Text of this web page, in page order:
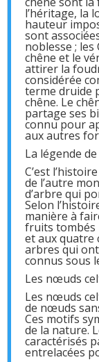
l’héritage, la
hauteur
sont
noblesse ;
chêne et le
attirer la
considérée
terme druide
chêne. Le
partage ses
connu pour
aux autres
La légende
C’est
de l’autre
d’arbre qui
Selon
manière à
fruits tombés
et aux quatre
arbres qui
connus sous
Les nœuds
Les nœuds
de nœuds
Ces motifs
de la nature.
caractérisés
entrelacées